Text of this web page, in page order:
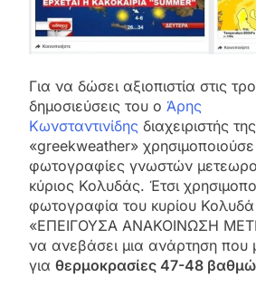
Για να δώσει αξιοπιστία στις
δημοσιεύσεις του ο Άρης
Κωνσταντινίδης διαχειριστής
«greekweather» χρησιμοποιούσε
φωτογραφίες γνωστών
κύριος Κολυδάς. Έτσι
φωτογραφία του κυρίου Κολυδά
«ΕΠΕΙΓΟΥΣΑ ΑΝΑΚΟΙΝΩΣΗ
να ανεβάσει μια ανάρτηση που
για θερμοκρασίες 47-48